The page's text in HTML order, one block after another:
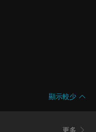
顯示較少
更多